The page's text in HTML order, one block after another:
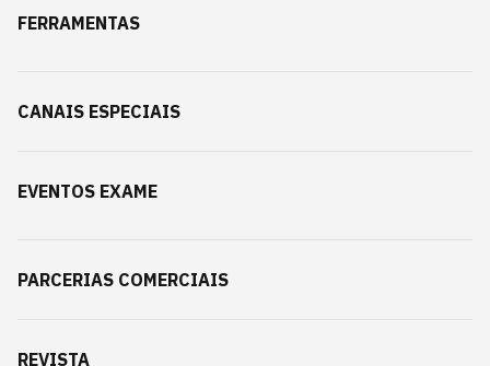
FERRAMENTAS
CANAIS ESPECIAIS
EVENTOS EXAME
PARCERIAS COMERCIAIS
REVISTA